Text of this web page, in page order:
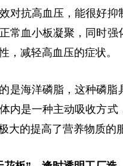
对抗高血压，能很好抑
常血小板凝聚，同时强
，减轻高血压的症状。
是海洋磷脂，这种磷脂
体内是一种主动吸收方式
大的提高了营养物质的